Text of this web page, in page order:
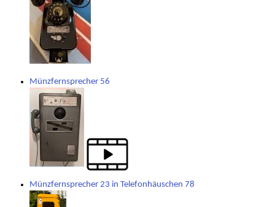
Münzfernsprecher 56
Münzfernsprecher 23 in Telefonhäuschen 78